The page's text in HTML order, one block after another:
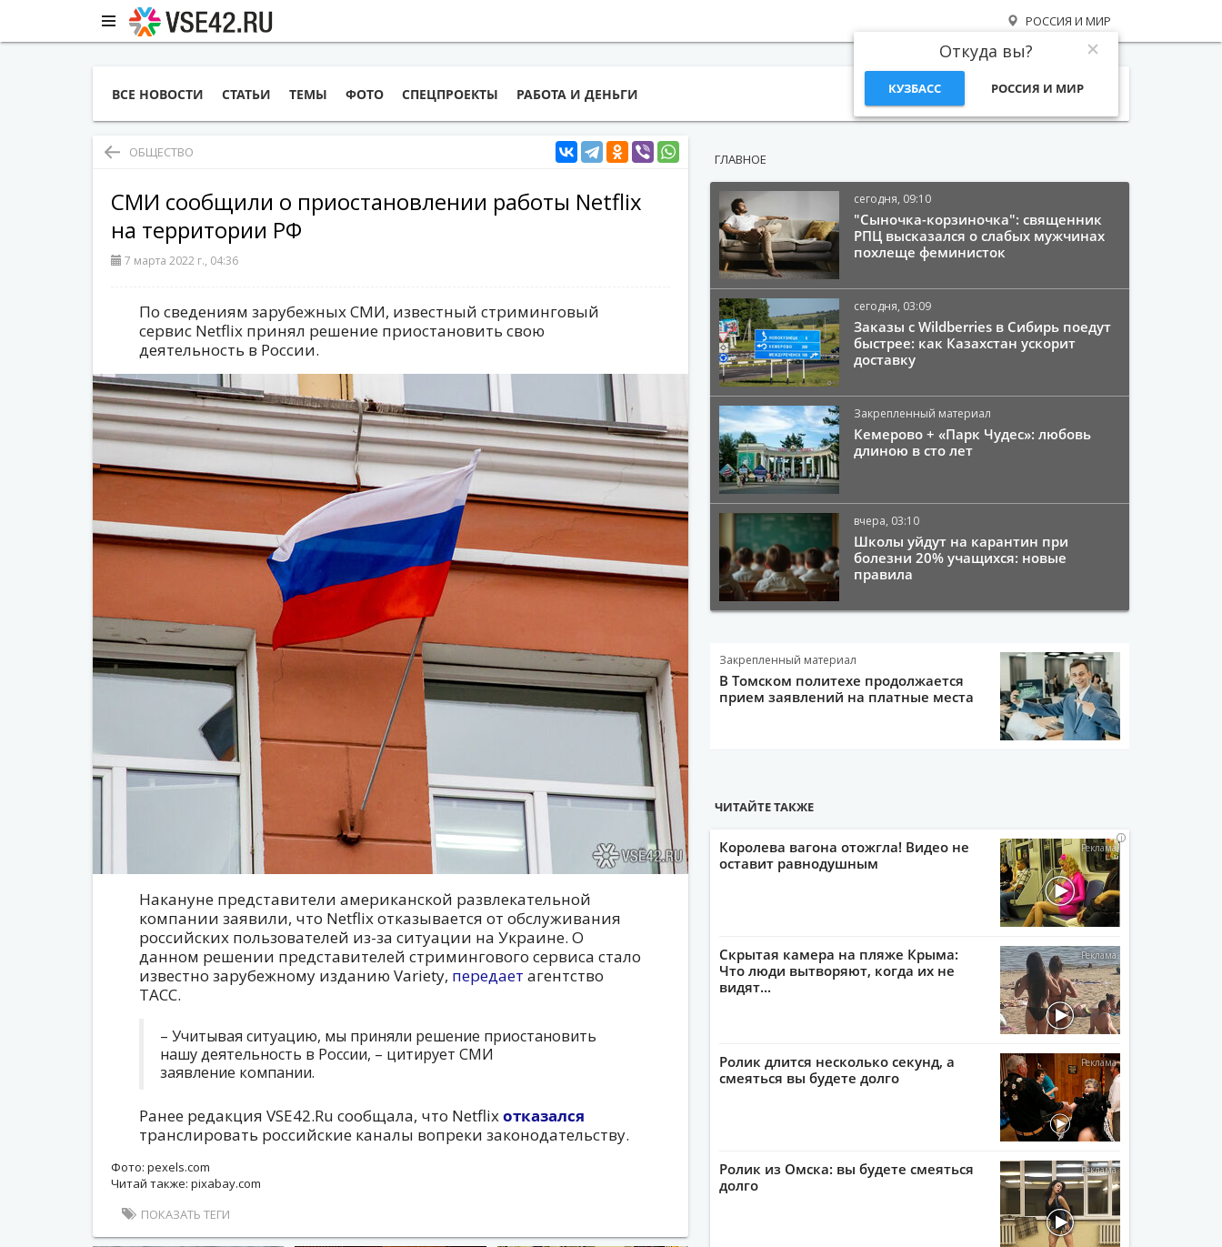
РОССИЯ И МИР
Откуда вы?
КУЗБАСС РОССИЯ И МИР
ВСЕ НОВОСТИ СТАТЬИ ТЕМЫ ФОТО СПЕЦПРОЕКТЫ РАБОТА И ДЕНЬГИ
ОБЩЕСТВО
СМИ сообщили о приостановлении работы Netflix
на территории РФ
7 марта 2022 г., 04:36
По сведениям зарубежных СМИ, известный стриминговый
сервис Netflix принял решение приостановить свою
деятельность в России.
Накануне представители американской развлекательной
компании заявили, что Netflix отказывается от обслуживания
российских пользователей из-за ситуации на Украине. О
данном решении представителей стримингового сервиса стало
известно зарубежному изданию Variety, передает агентство
ТАСС.
– Учитывая ситуацию, мы приняли решение приостановить
нашу деятельность в России, – цитирует СМИ
заявление компании.
Ранее редакция VSE42.Ru сообщала, что Netflixотказался
транслировать российские каналы вопреки законодательству.
Фото: pexels.com
Читай также: pixabay.com
ПОКАЗАТЬ ТЕГИ
ГЛАВНОЕ
сегодня, 09:10
"Сыночка-корзиночка": священник
РПЦ высказался о слабых мужчинах
похлеще феминисток
сегодня, 03:09
Заказы с Wildberries в Сибирь поедут
быстрее: как Казахстан ускорит
доставку
Закрепленный материал
Кемерово + «Парк Чудес»: любовь
длиною в сто лет
вчера, 03:10
Школы уйдут на карантин при
болезни 20% учащихся: новые
правила
Закрепленный материал
В Томском политехе продолжается
прием заявлений на платные места
ЧИТАЙТЕ ТАКЖЕ
i
Королева вагона отожгла! Видео не
оставит равнодушным
i
Скрытая камера на пляже Крыма:
Что люди вытворяют, когда их не
видят...
i
Ролик длится несколько секунд, а
смеяться вы будете долго
i
Ролик из Омска: вы будете смеяться
долго